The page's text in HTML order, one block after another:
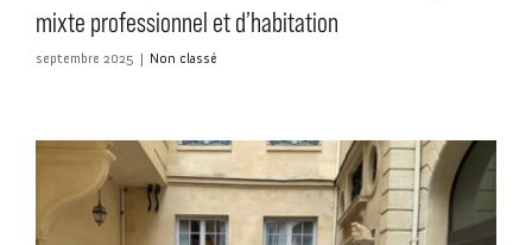
mixte professionnel et d’habitation
septembre 2025 | Non classé